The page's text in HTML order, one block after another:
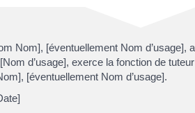
Nom], [éventuellement Nom d’usage],
d’usage], exerce la fonction de
[éventuellement Nom d’usage].